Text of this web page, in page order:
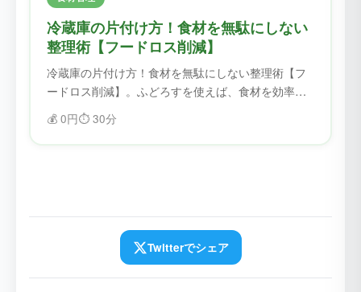
冷蔵庫の片付け方！食材を無駄にしない
整理術【フードロス削減】
冷蔵庫の片付け方！食材を無駄にしない整理術【フ
ードロス削減】。ふどろすを使えば、食材を効率的
に管理できます。賞味期限を忘れることがなくな
り、フードロスを削減できます。
💰 0円⏱️ 30分
Twitterでシェア